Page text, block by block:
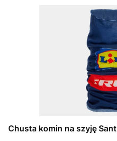
Chusta komin na szyję